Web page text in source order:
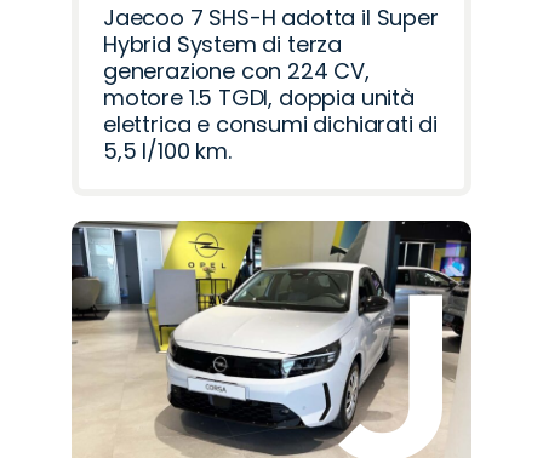
Jaecoo 7 SHS-H adotta il Super
Hybrid System di terza
generazione con 224 CV,
motore 1.5 TGDI, doppia unità
elettrica e consumi dichiarati di
5,5 l/100 km.